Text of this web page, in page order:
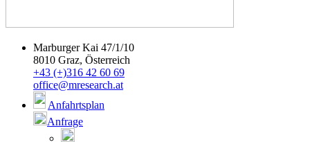
Marburger Kai 47/1/10
8010 Graz, Österreich
+43 (+)316 42 60 69
office@mresearch.at
Anfahrtsplan
Anfrage